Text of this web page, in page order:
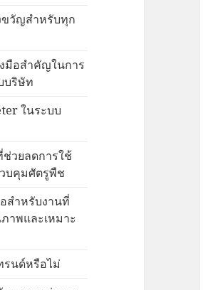
ขวัญสำหรับทุก
งมือสำคัญในการ
บริษัท
ในระบบ
วยลดการใช้
บคุมศัตรูพืช
สำหรับงานที่
พและเหมาะ
รนด์หรือไม่